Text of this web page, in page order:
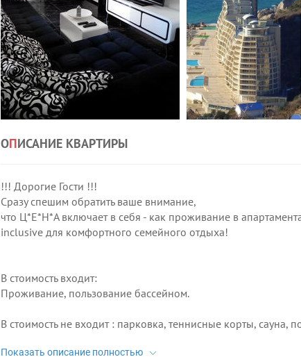
ОПИСАНИЕ КВАРТИРЫ
!!! Дорогие Гости !!!
Сразу спешим обратить ваше внимание,
что Ц*Е*Н*А включает в себя - как проживание в
inclusive для комфортного семейного отдыха!
В стоимость входит:
Проживание, пользование бассейном.
В стоимость не входит : парковка, теннисные корты, сауна,